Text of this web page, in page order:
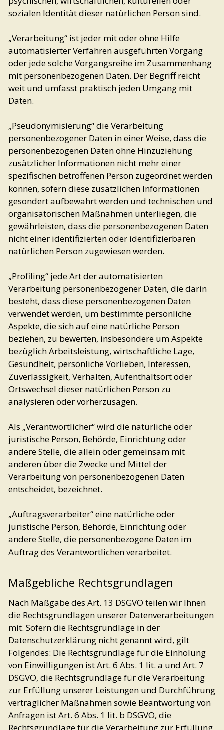
sozialen Identität dieser natürlichen Person sind.
„Verarbeitung“ ist jeder mit oder ohne Hilfe
automatisierter Verfahren ausgeführten Vorgang
oder jede solche Vorgangsreihe im Zusammenhang
mit personenbezogenen Daten. Der Begriff reicht
weit und umfasst praktisch jeden Umgang mit
Daten.
„Pseudonymisierung“ die Verarbeitung
personenbezogener Daten in einer Weise, dass die
personenbezogenen Daten ohne Hinzuziehung
zusätzlicher Informationen nicht mehr einer
spezifischen betroffenen Person zugeordnet werden
können, sofern diese zusätzlichen Informationen
gesondert aufbewahrt werden und technischen und
organisatorischen Maßnahmen unterliegen, die
gewährleisten, dass die personenbezogenen Daten
nicht einer identifizierten oder identifizierbaren
natürlichen Person zugewiesen werden.
„Profiling“ jede Art der automatisierten
Verarbeitung personenbezogener Daten, die darin
besteht, dass diese personenbezogenen Daten
verwendet werden, um bestimmte persönliche
Aspekte, die sich auf eine natürliche Person
beziehen, zu bewerten, insbesondere um Aspekte
bezüglich Arbeitsleistung, wirtschaftliche Lage,
Gesundheit, persönliche Vorlieben, Interessen,
Zuverlässigkeit, Verhalten, Aufenthaltsort oder
Ortswechsel dieser natürlichen Person zu
analysieren oder vorherzusagen.
Als „Verantwortlicher“ wird die natürliche oder
juristische Person, Behörde, Einrichtung oder
andere Stelle, die allein oder gemeinsam mit
anderen über die Zwecke und Mittel der
Verarbeitung von personenbezogenen Daten
entscheidet, bezeichnet.
„Auftragsverarbeiter“ eine natürliche oder
juristische Person, Behörde, Einrichtung oder
andere Stelle, die personenbezogene Daten im
Auftrag des Verantwortlichen verarbeitet.
Maßgebliche Rechtsgrundlagen
Nach Maßgabe des Art. 13 DSGVO teilen wir Ihnen
die Rechtsgrundlagen unserer Datenverarbeitungen
mit. Sofern die Rechtsgrundlage in der
Datenschutzerklärung nicht genannt wird, gilt
Folgendes: Die Rechtsgrundlage für die Einholung
von Einwilligungen ist Art. 6 Abs. 1 lit. a und Art. 7
DSGVO, die Rechtsgrundlage für die Verarbeitung
zur Erfüllung unserer Leistungen und Durchführung
vertraglicher Maßnahmen sowie Beantwortung von
Anfragen ist Art. 6 Abs. 1 lit. b DSGVO, die
Rechtsgrundlage für die Verarbeitung zur Erfüllung